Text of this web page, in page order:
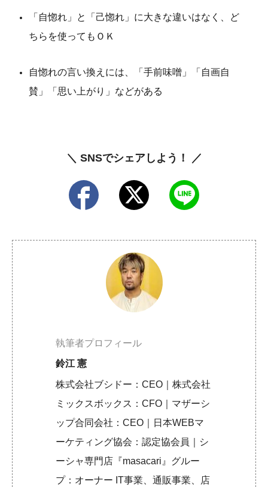
「自惚れ」と「己惚れ」に大きな違いはなく、ど
ちらを使ってもＯＫ
自惚れの言い換えには、「手前味噌」「自画自
賛」「思い上がり」などがある
＼ SNSでシェアしよう！ ／
執筆者プロフィール
鈴江 憲
株式会社ブシドー：CEO｜株式会社
ミックスボックス：CFO｜マザーシ
ップ合同会社：CEO｜日本WEBマ
ーケティング協会：認定協会員｜シ
ーシャ専門店『masacari』グルー
プ：オーナー IT事業、通販事業、店